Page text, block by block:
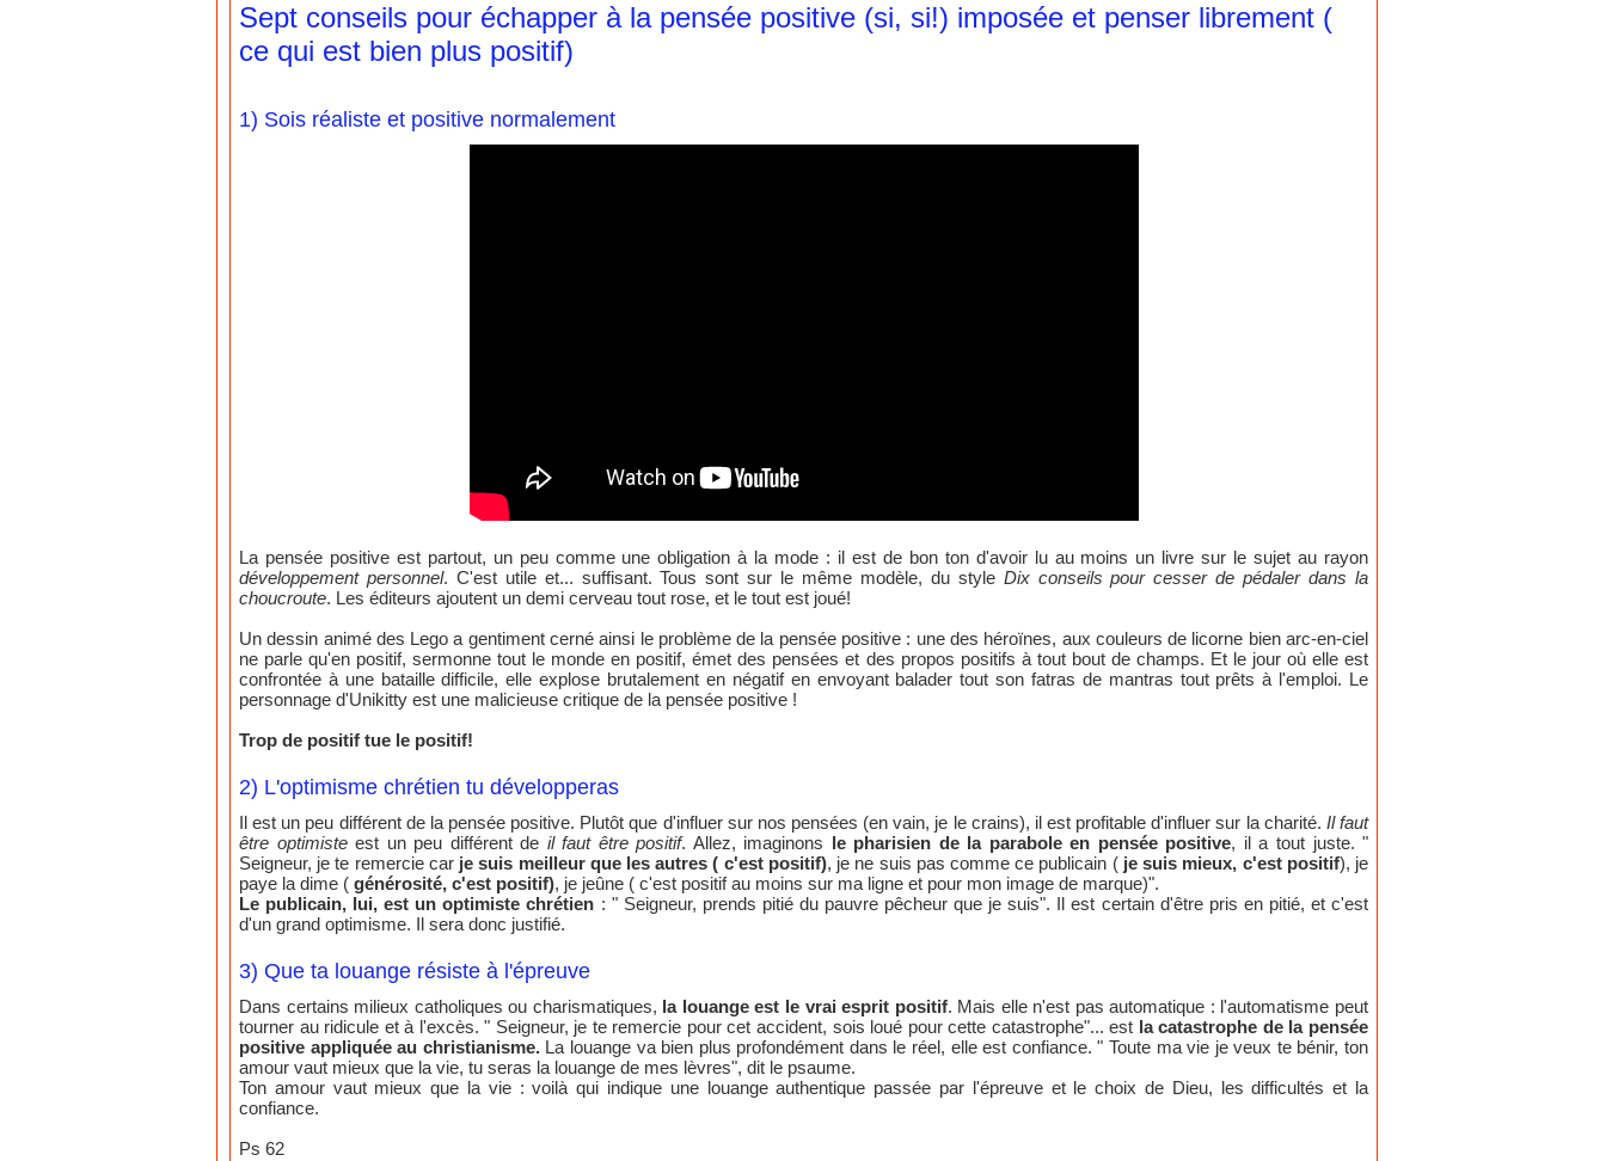
Sept conseils pour échapper à la pensée positive (si, si!) imposée et penser librement (
ce qui est bien plus positif)
1) Sois réaliste et positive normalement
La pensée positive est partout, un peu comme une obligation à la mode : il est de bon ton d'avoir lu au moins un livre sur le sujet au rayon
développement personnel. C'est utile et... suffisant. Tous sont sur le même modèle, du style Dix conseils pour cesser de pédaler dans la
choucroute. Les éditeurs ajoutent un demi cerveau tout rose, et le tout est joué!
Un dessin animé des Lego a gentiment cerné ainsi le problème de la pensée positive : une des héroïnes, aux couleurs de licorne bien arc-en-ciel
ne parle qu'en positif, sermonne tout le monde en positif, émet des pensées et des propos positifs à tout bout de champs. Et le jour où elle est
confrontée à une bataille difficile, elle explose brutalement en négatif en envoyant balader tout son fatras de mantras tout prêts à l'emploi. Le
personnage d'Unikitty est une malicieuse critique de la pensée positive !
Trop de positif tue le positif!
2) L'optimisme chrétien tu développeras
Il est un peu différent de la pensée positive. Plutôt que d'influer sur nos pensées (en vain, je le crains), il est profitable d'influer sur la charité. Il faut
être optimisteest un peu différent de il faut être positif. Allez, imaginons le pharisien de la parabole en pensée positive, il a tout juste. "
Seigneur, je te remercie car je suis meilleur que les autres ( c'est positif), je ne suis pas comme ce publicain (je suis mieux, c'est positif), je
paye la dime ( générosité, c'est positif), je jeûne ( c'est positif au moins sur ma ligne et pour mon image de marque)".
Le publicain, lui, est un optimiste chrétien : " Seigneur, prends pitié du pauvre pêcheur que je suis". Il est certain d'être pris en pitié, et c'est
d'un grand optimisme. Il sera donc justifié.
3) Que ta louange résiste à l'épreuve
Dans certains milieux catholiques ou charismatiques, la louange est le vrai esprit positif. Mais elle n'est pas automatique : l'automatisme peut
tourner au ridicule et à l'excès. " Seigneur, je te remercie pour cet accident, sois loué pour cette catastrophe"... est la catastrophe de la pensée
positive appliquée au christianisme.La louange va bien plus profondément dans le réel, elle est confiance. " Toute ma vie je veux te bénir, ton
amour vaut mieux que la vie, tu seras la louange de mes lèvres", dit le psaume.
Ton amour vaut mieux que la vie : voilà qui indique une louange authentique passée par l'épreuve et le choix de Dieu, les difficultés et la
confiance.
Ps 62